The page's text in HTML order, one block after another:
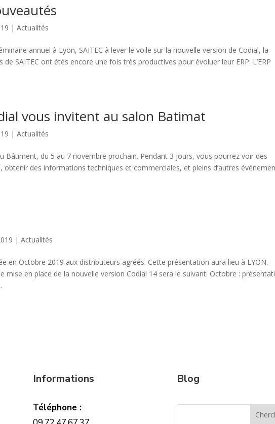
|Actualités
annuel à Lyon, SAITEC à lever le voile sur la nouvelle version de Codial, la
SAITEC ont étés encore une fois très productives pour évoluer leur ERP: L’ERP
vous invitent au salon Batimat
|Actualités
Bâtiment, du 5 au 7 novembre prochain. Pendant 3 jours, vous pourrez voir des
des informations techniques et commerciales, et pleins d’autres
|Actualités
en Octobre 2019 aux distributeurs agréés. Cette présentation aura lieu à LYON.
mise en place de la nouvelle version Codial 14 sera le suivant: Octobre :
Informations
Téléphone :
Blog